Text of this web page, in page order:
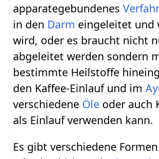
apparategebundenes
in den Darm eingeleitet und
wird, oder es braucht nicht
abgeleitet werden sondern
bestimmte Heilstoffe
den Kaffee-Einlauf und im
verschiedene Öle oder auch
als Einlauf verwenden kann.
Es gibt verschiedene